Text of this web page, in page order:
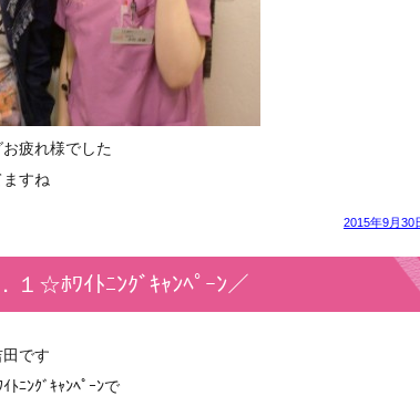
疲れ様でした
すね
2015年9月30
１☆ﾎﾜｲﾄﾆﾝｸﾞｷｬﾝﾍﾟｰﾝ／
です
ﾄﾆﾝｸﾞｷｬﾝﾍﾟｰﾝで